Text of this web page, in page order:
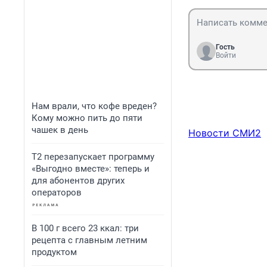
Нам врали, что кофе вреден?
Кому можно пить до пяти
чашек в день
Т2 перезапускает программу
«Выгодно вместе»: теперь и
для абонентов других
операторов
В 100 г всего 23 ккал: три
рецепта с главным летним
продуктом
Гость
Войти
Новости СМИ2